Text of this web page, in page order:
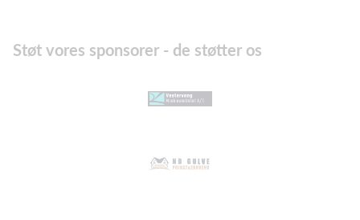
Støt vores sponsorer - de støtter os